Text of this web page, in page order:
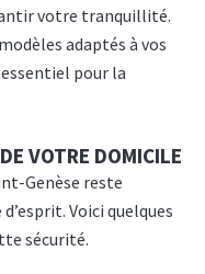
votre tranquillité.
adaptés à vos
pour la
VOTRE DOMICILE
Genèse reste
Voici quelques
sécurité.